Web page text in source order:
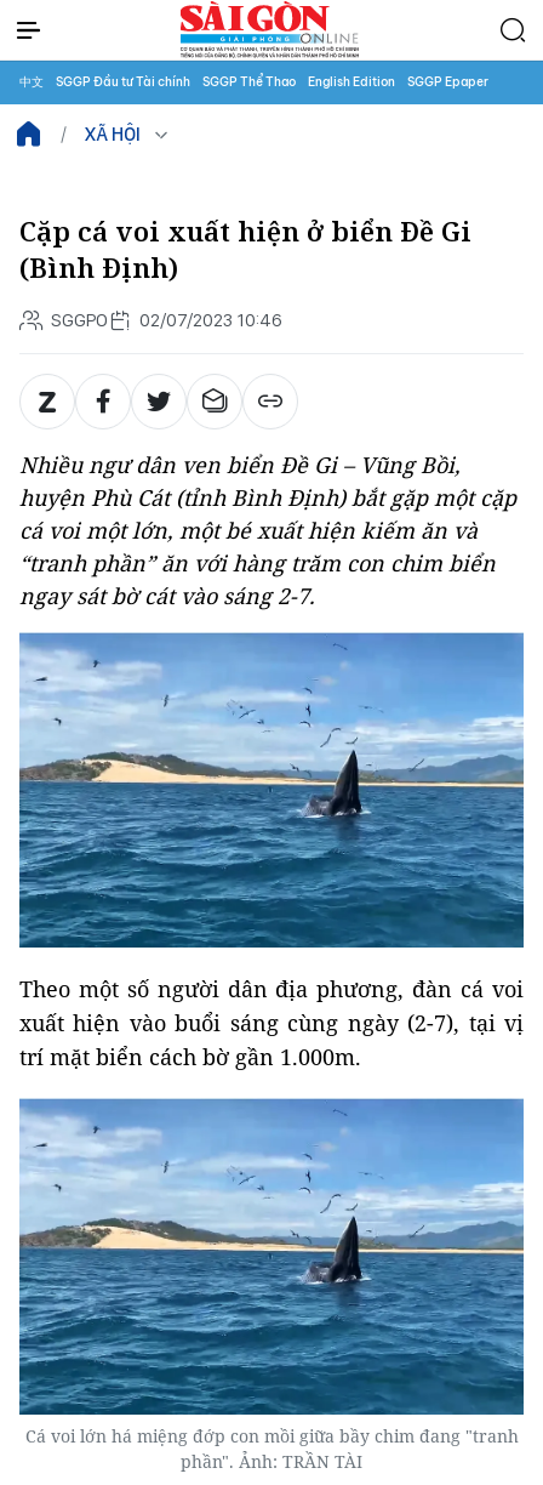
中文 SGGP Đầu tư Tài chính SGGP Thể Thao English Edition SGGP Epaper
XÃ HỘI
Cặp cá voi xuất hiện ở biển Đề Gi
(Bình Định)
SGGPO 02/07/2023 10:46
Nhiều ngư dân ven biển Đề Gi – Vũng Bồi,
huyện Phù Cát (tỉnh Bình Định) bắt gặp một cặp
cá voi một lớn, một bé xuất hiện kiếm ăn và
“tranh phần” ăn với hàng trăm con chim biển
ngay sát bờ cát vào sáng 2-7.
Theo một số người dân địa phương, đàn cá voi
xuất hiện vào buổi sáng cùng ngày (2-7), tại vị
trí mặt biển cách bờ gần 1.000m.
Cá voi lớn há miệng đớp con mồi giữa bầy chim đang "tranh
phần". Ảnh: TRẦN TÀI